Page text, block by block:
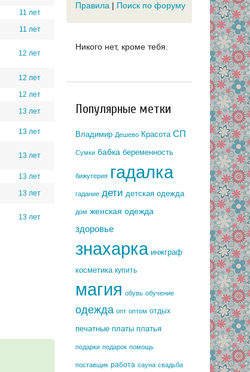
11 лет
11 лет
12 лет
12 лет
12 лет
13 лет
13 лет
13 лет
13 лет
13 лет
13 лет
Правила | Поиск по форуму
Никого нет, кроме тебя.
Популярные метки
Владимир Дешево Красота СП
Сумки бабка беременность
бижутерия гадалка
гадание дети детская одежда
дом женская одежда
здоровье
знахарка инжграф
косметика купить
магия обувь обучение
одежда опт оптом отдых
печатные платы платья
подарки подарок помощь
поставщик работа сауна свадьба